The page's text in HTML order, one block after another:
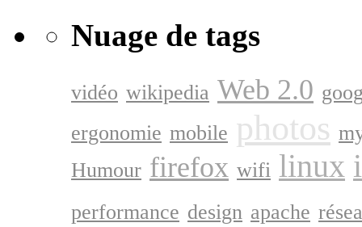
Nuage de tags
vidéo wikipedia Web 2.0
ergonomie mobile photos
Humour firefox wifi linux
performance design apache